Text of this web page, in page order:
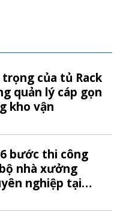
của tủ Rack
quản lý cáp gọn
kho vận
bước thi công
nhà xưởng
nghiệp tại